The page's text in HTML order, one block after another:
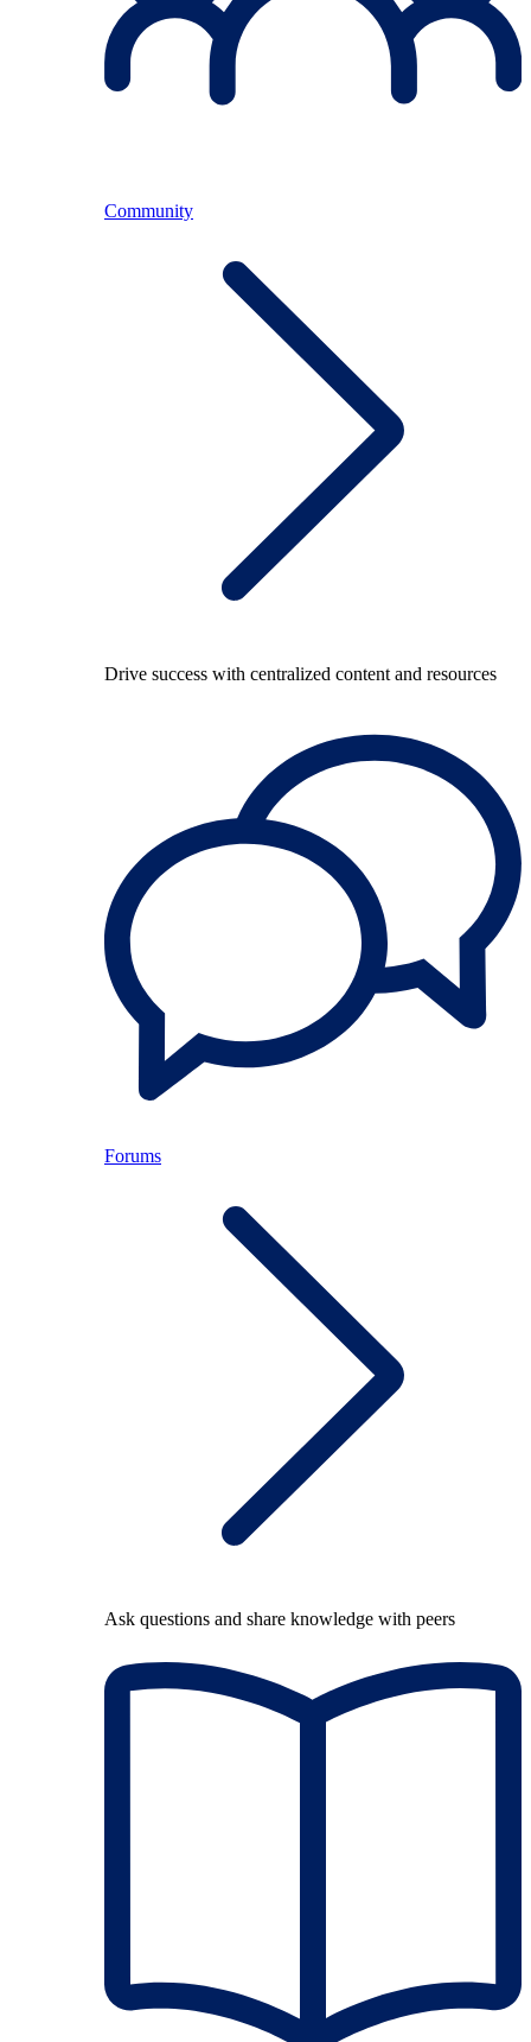
Community
Drive success with centralized content and resources
Forums
Ask questions and share knowledge with peers